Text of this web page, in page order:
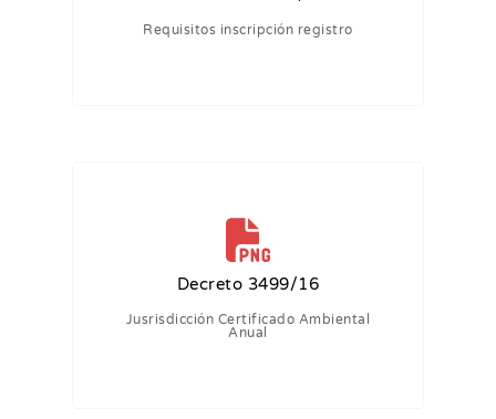
Requisitos inscripción registro
Decreto 3499/16
Jusrisdicción Certificado Ambiental
Anual